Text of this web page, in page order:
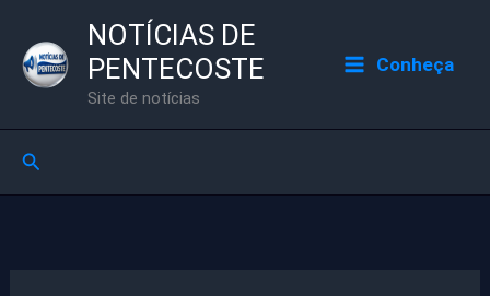
para
NOTÍCIAS DE
PENTECOSTE
Site de notícias
Conheça
Pesquisar